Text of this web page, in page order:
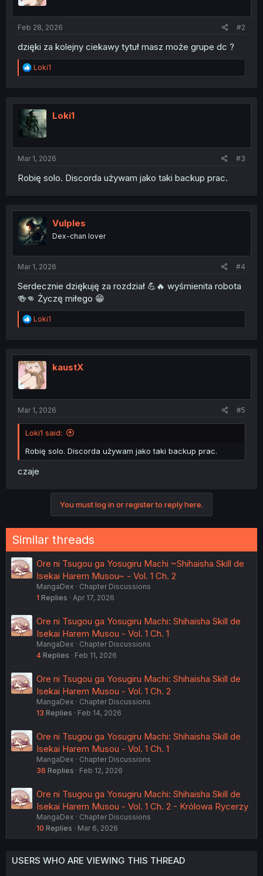
Feb 28, 2026 #2
dzięki za kolejny ciekawy tytuł masz może grupe dc ?
R
e
t
i
o
n
Loki1
Loki1
Mar 1, 2026 #3
Robię solo. Discorda używam jako taki backup prac.
Vulples
Dex-chan lover
Mar 1, 2026 #4
Serdecznie dziękuję za rozdział 💪🔥 wyśmienita robota
🍻👊 Życzę miłego 😁
R
e
t
i
o
n
Loki1
kaustX
Mar 1, 2026 #5
Loki1 said:
Robię solo. Discorda używam jako taki backup prac.
czaje
You must log in or register to reply here.
Similar threads
Ore ni Tsugou ga Yosugiru Machi ~Shihaisha Skill de
Isekai Harem Musou~ - Vol. 1 Ch. 2
MangaDex
Chapter Discussions
1 Replies Apr 17, 2026
Ore ni Tsugou ga Yosugiru Machi: Shihaisha Skill de
Isekai Harem Musou - Vol. 1 Ch. 1
MangaDex
Chapter Discussions
4 Replies Feb 11, 2026
Ore ni Tsugou ga Yosugiru Machi: Shihaisha Skill de
Isekai Harem Musou - Vol. 1 Ch. 2
MangaDex
Chapter Discussions
13 Replies Feb 14, 2026
Ore ni Tsugou ga Yosugiru Machi: Shihaisha Skill de
Isekai Harem Musou - Vol. 1 Ch. 1
MangaDex
Chapter Discussions
36 Replies Feb 12, 2026
Ore ni Tsugou ga Yosugiru Machi: Shihaisha Skill de
Isekai Harem Musou - Vol. 1 Ch. 2 - Królowa Rycerzy
MangaDex
Chapter Discussions
10 Replies Mar 6, 2026
USERS WHO ARE VIEWING THIS THREAD